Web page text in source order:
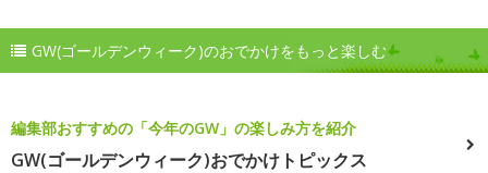
GW(ゴールデンウィーク)のおでかけをもっと楽しむ
編集部おすすめの「今年のGW」の楽しみ方を紹介
GW(ゴールデンウィーク)おでかけトピックス